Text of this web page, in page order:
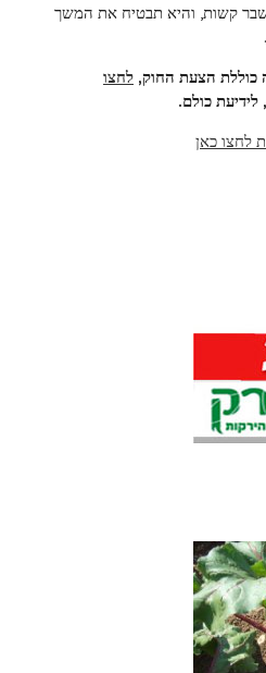
קשות, והיא תבטיח את המשך
כוללת הצעת החוק, לחצו
לידיעת כולם.
לחצו כאן